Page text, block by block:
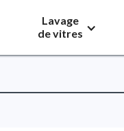
Lavage
de vitres